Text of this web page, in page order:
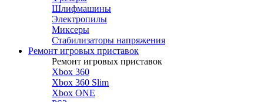
Шлифмашины
Электропилы
Миксеры
Стабилизаторы напряжения
Ремонт игровых приставок
Ремонт игровых приставок
Xbox 360
Xbox 360 Slim
Xbox ONE